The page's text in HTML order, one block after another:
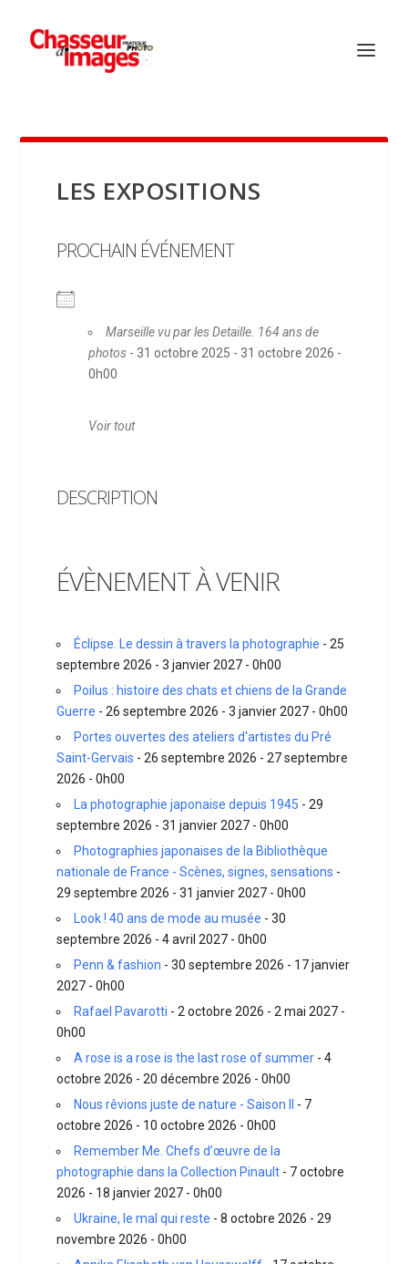
LES EXPOSITIONS
PROCHAIN ÉVÉNEMENT
Marseille vu par les Detaille. 164 ans de
photos - 31 octobre 2025 - 31 octobre 2026 -
0h00
Voir tout
DESCRIPTION
ÉVÈNEMENT À VENIR
Éclipse. Le dessin à travers la photographie - 25
septembre 2026 - 3 janvier 2027 - 0h00
Poilus : histoire des chats et chiens de la Grande
Guerre - 26 septembre 2026 - 3 janvier 2027 - 0h00
Portes ouvertes des ateliers d'artistes du Pré
Saint-Gervais - 26 septembre 2026 - 27 septembre
2026 - 0h00
La photographie japonaise depuis 1945 - 29
septembre 2026 - 31 janvier 2027 - 0h00
Photographies japonaises de la Bibliothèque
nationale de France - Scènes, signes, sensations -
29 septembre 2026 - 31 janvier 2027 - 0h00
Look ! 40 ans de mode au musée - 30
septembre 2026 - 4 avril 2027 - 0h00
Penn & fashion - 30 septembre 2026 - 17 janvier
2027 - 0h00
Rafael Pavarotti - 2 octobre 2026 - 2 mai 2027 -
0h00
A rose is a rose is the last rose of summer - 4
octobre 2026 - 20 décembre 2026 - 0h00
Nous rêvions juste de nature - Saison II
- 7
octobre 2026 - 10 octobre 2026 - 0h00
Remember Me. Chefs d’œuvre de la
photographie dans la Collection Pinault - 7 octobre
2026 - 18 janvier 2027 - 0h00
Ukraine, le mal qui reste - 8 octobre 2026 - 29
novembre 2026 - 0h00